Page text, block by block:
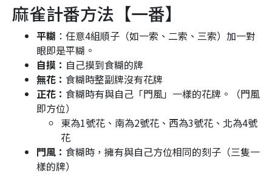
麻雀計番方法【一番】
平糊 ：任意4組順子（如一索、二索、三索）加一對
眼即是平糊。
自摸： 自己摸到食糊的牌
無花： 食糊時整副牌沒有花牌
正花： 食糊時有與自己「門風」一樣的花牌。（門風
即方位）
東為1號花、南為2號花、西為3號花、北為4號
花
門風： 食糊時，擁有與自己方位相同的刻子（三隻一
樣的牌）